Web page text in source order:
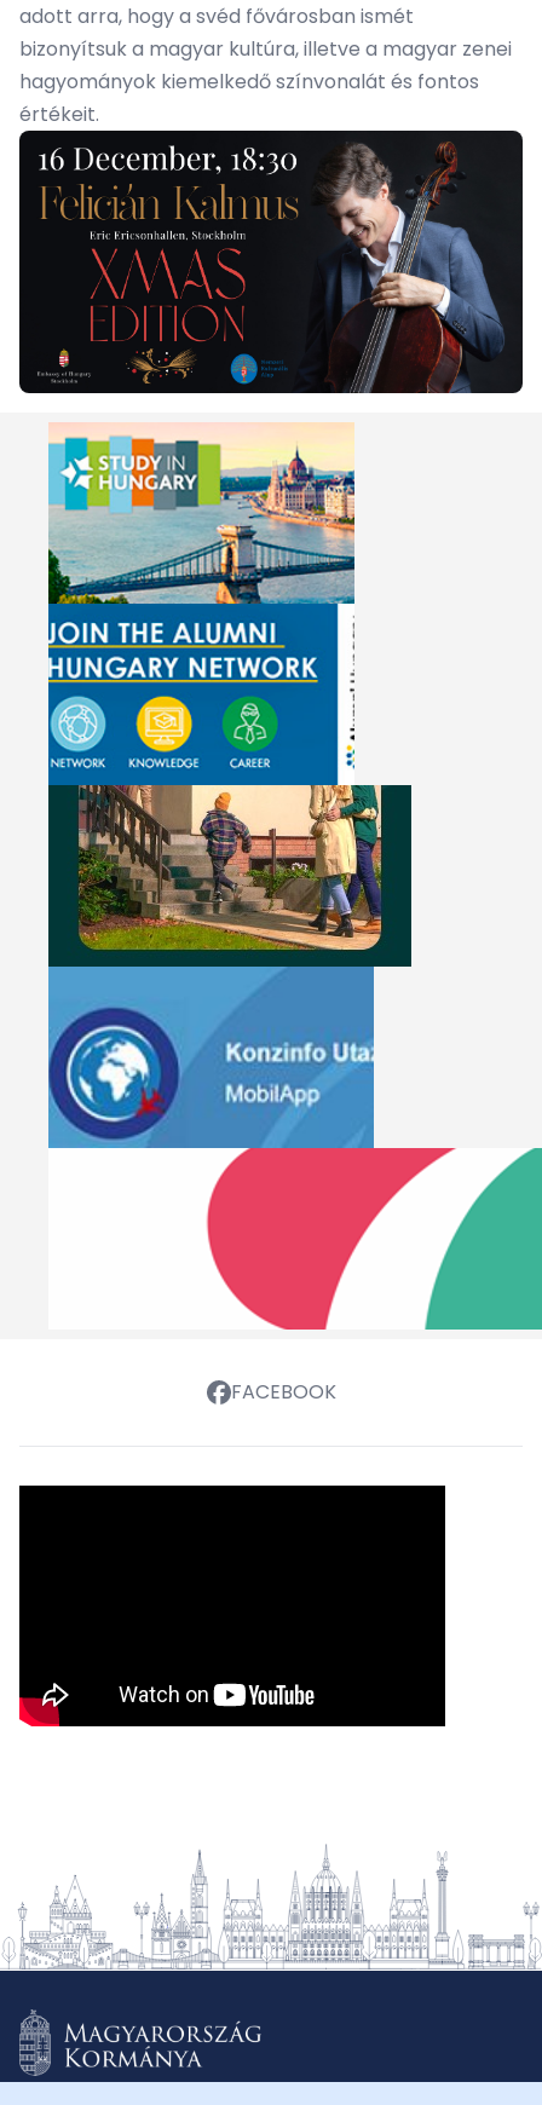
adott arra, hogy a svéd fővárosban ismét
bizonyítsuk a magyar kultúra, illetve a magyar zenei
hagyományok kiemelkedő színvonalát és fontos
értékeit.
FACEBOOK